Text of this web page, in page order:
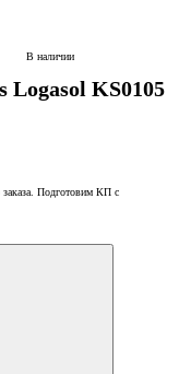
В наличии
Logasol KS0105
заказа. Подготовим КП с